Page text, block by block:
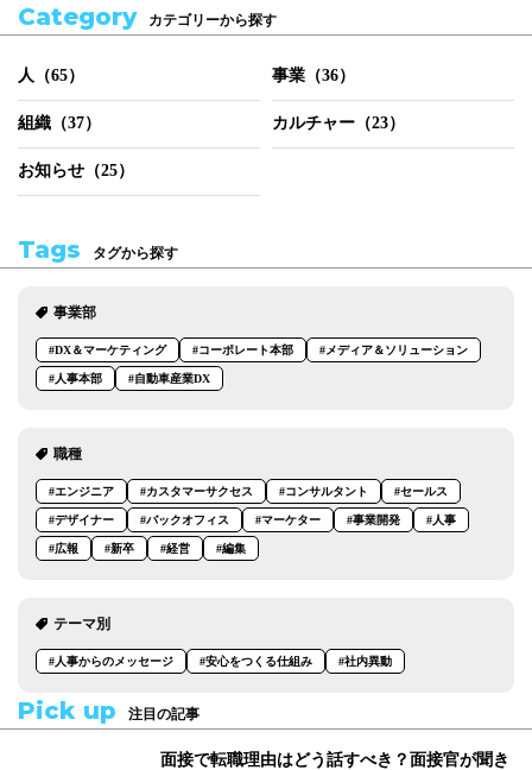
Category カテゴリーから探す
人（65） 事業（36）
組織（37） カルチャー（23）
お知らせ（25）
Tags タグから探す
事業部
#DX＆マーケティング #コーポレート本部 #メディア＆ソリューション
#人事本部 #自動車産業DX
職種
#エンジニア #カスタマーサクセス #コンサルタント #セールス
#デザイナー #バックオフィス #マーケター #事業開発 #人事
#広報 #新卒 #経営 #編集
テーマ別
#人事からのメッセージ #安心をつくる仕組み #社内異動
Pick up 注目の記事
面接で転職理由はどう話すべき？面接官が聞き